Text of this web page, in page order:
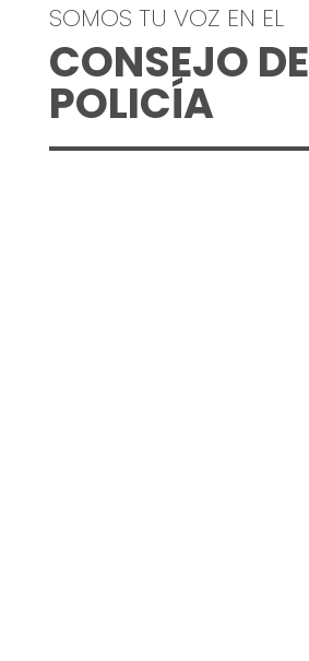
SOMOS TU VOZ EN EL
CONSEJO DE
POLICÍA